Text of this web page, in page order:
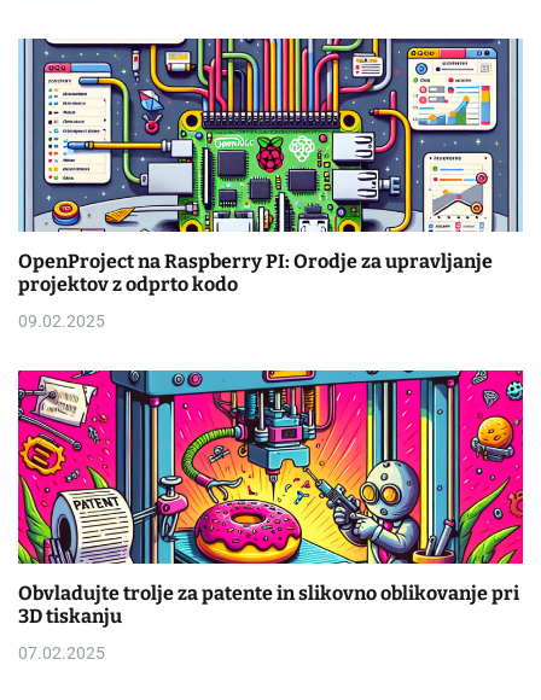
OpenProject na Raspberry PI: Orodje za upravljanje
projektov z odprto kodo
09.02.2025
Obvladujte trolje za patente in slikovno oblikovanje pri
3D tiskanju
07.02.2025